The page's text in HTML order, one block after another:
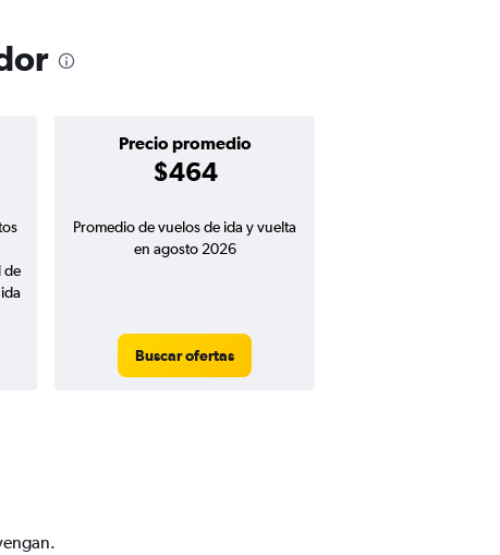
Precio promedio
$464
de
Promedio de vuelos de ida y vuelta
en agosto 2026
Buscar ofertas